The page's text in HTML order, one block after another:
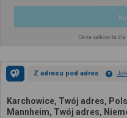
Cena całkowita
Z adresu pod adres
Karchowice, Twój adres,
Mannheim, Twój adres,